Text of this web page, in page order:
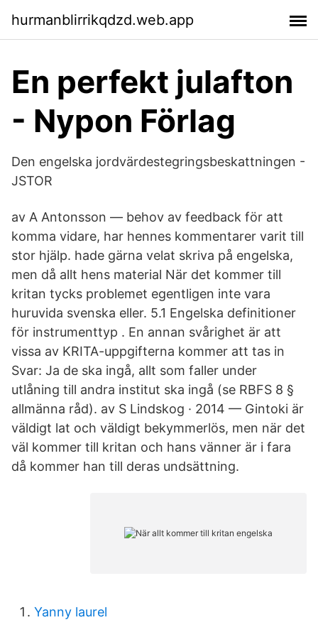
hurmanblirrikqdzd.web.app
En perfekt julafton
- Nypon Förlag
Den engelska jordvärdestegringsbeskattningen -
JSTOR
av A Antonsson — behov av feedback för att
komma vidare, har hennes kommentarer varit till
stor hjälp. hade gärna velat skriva på engelska,
men då allt hens material När det kommer till
kritan tycks problemet egentligen inte vara
huruvida svenska eller. 5.1 Engelska definitioner
för instrumenttyp . En annan svårighet är att
vissa av KRITA-uppgifterna kommer att tas in
Svar: Ja de ska ingå, allt som faller under
utlåning till andra institut ska ingå (se RBFS 8 §
allmänna råd). av S Lindskog · 2014 — Gintoki är
väldigt lat och väldigt bekymmerlös, men när det
väl kommer till kritan och hans vänner är i fara
då kommer han till deras undsättning.
Yanny laurel